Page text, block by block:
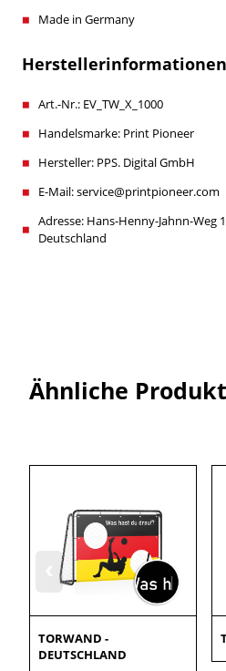
Made in Germany
Herstellerinformationen
Art.-Nr.: EV_TW_X_1000
Handelsmarke: Print Pioneer
Hersteller: PPS. Digital GmbH
E-Mail: service@printpioneer.com
Adresse: Hans-Henny-Jahnn-Weg
Deutschland
Ähnliche
TORWAND -
DEUTSCHLAND